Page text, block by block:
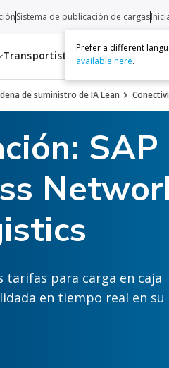
Transportistas Recursos
Sistema de publicación de cargas
Prefer a different
available here.
de suministro de IA Lean
SAP
tarifas para carga en caja
en tiempo real en su